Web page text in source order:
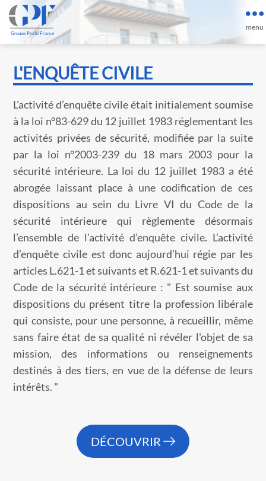
Groupe Profil France
L'ENQUÊTE CIVILE
L'activité d’enquête civile était initialement soumise
à la loi n°83-629 du 12 juillet 1983 réglementant les
activités privées de sécurité, modifiée par la suite
par la loi n°2003-239 du 18 mars 2003 pour la
sécurité intérieure. La loi du 12 juillet 1983 a été
abrogée laissant place à une codification de ces
dispositions au sein du Livre VI du Code de la
sécurité intérieure qui règlemente désormais
l’ensemble de l’activité d’enquête civile. L’activité
d’enquête civile est donc aujourd’hui régie par les
articles L.621-1 et suivants et R.621-1 et suivants du
Code de la sécurité intérieure : " Est soumise aux
dispositions du présent titre la profession libérale
qui consiste, pour une personne, à recueillir, même
sans faire état de sa qualité ni révéler l'objet de sa
mission, des informations ou renseignements
destinés à des tiers, en vue de la défense de leurs
intérêts. "
DÉCOUVRIR